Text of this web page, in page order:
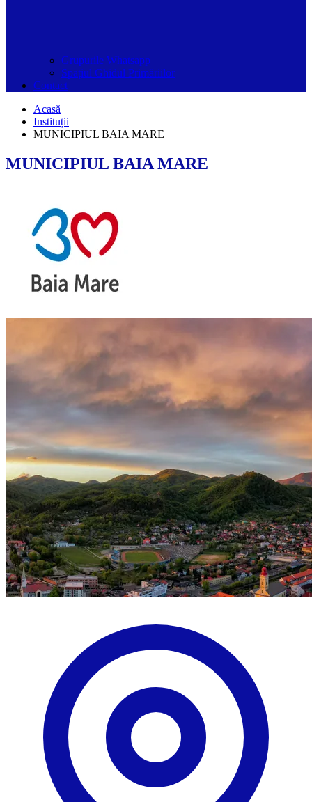
Grupurile Whatsapp
Spațiul Ghidul Primăriilor
Contact
Acasă
Instituții
MUNICIPIUL BAIA MARE
MUNICIPIUL BAIA MARE